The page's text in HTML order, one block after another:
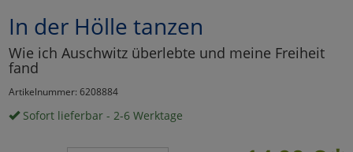
In der Hölle tanzen
Wie ich Auschwitz überlebte und meine Freiheit
fand
Artikelnummer: 6208884
Sofort lieferbar - 2-6 Werktage
Marketing
Umfragetools